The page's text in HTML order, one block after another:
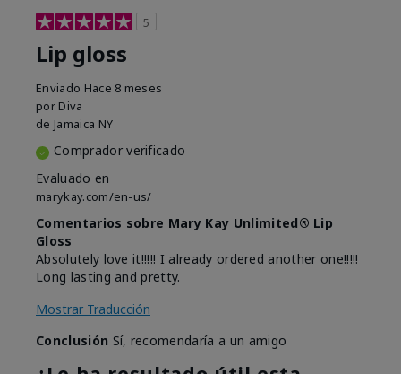
5
Lip gloss
Enviado Hace 8 meses
por Diva
de Jamaica NY
Comprador verificado
Evaluado en
marykay.com/en-us/
Comentarios sobre Mary Kay Unlimited® Lip
Gloss
Absolutely love it!!!!! I already ordered another one!!!!!
Long lasting and pretty.
Mostrar Traducción
Conclusión Sí, recomendaría a un amigo